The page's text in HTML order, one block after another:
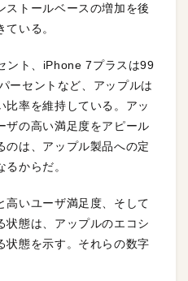
ストールベースの増加を後
いる。
ント、iPhone 7プラスは99
ーセントなど、アップルは
比率を維持している。アッ
ザの高い満足度をアピール
のは、アップル製品への定
からだ。
高いユーザ満足度、そして
状態は、アップルのエコシ
状態を示す。それらの数字